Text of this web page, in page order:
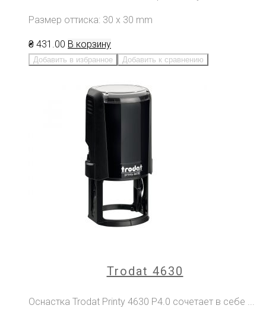
Размер оттиска: 30 х 30 mm
₴ 431 .00 В корзину
Добавить в избранное Добавить к сравнению
Trodat 4630
Оснастка Trodat Printy 4630 P4.0 сочетает в себе ...